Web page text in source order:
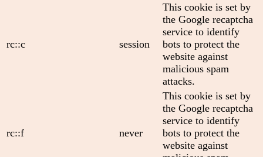
rc::c session
This cookie is set by
the Google recaptcha
service to identify
bots to protect the
website against
malicious spam
attacks.
rc::f never
This cookie is set by
the Google recaptcha
service to identify
bots to protect the
website against